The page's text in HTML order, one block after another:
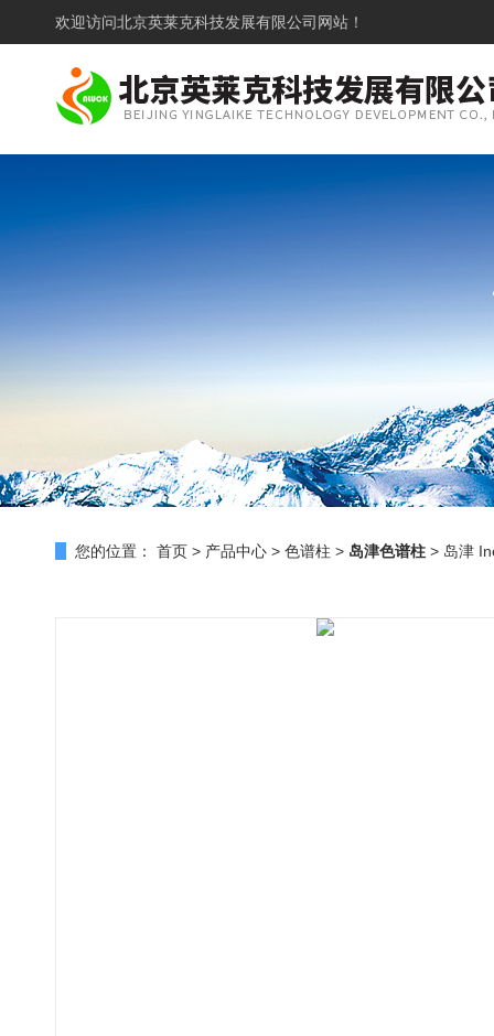
欢迎访问北京英莱克科技发展有限公司网站！
您的位置： 首页 > 产品中心 > 色谱柱 > 岛津色谱柱 > 岛津